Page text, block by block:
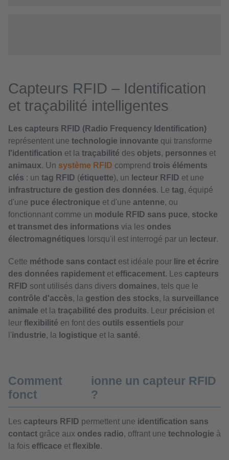
Capteurs RFID – Identification
et traçabilité intelligentes
Les capteurs RFID (Radio Frequency Identification)
représentent une technologie innovante qui transforme
l'identification et la traçabilité des objets, personnes et
animaux. Un système RFID comprend trois éléments
clés : un tag RFID (étiquette), un lecteur RFID et une
infrastructure de gestion des données. Le tag, équipé
d'une puce électronique et d'une antenne, ou
fonctionnant comme un module RFID sans puce, stocke
et transmet des informations via les ondes
électromagnétiques lorsqu'il est interrogé par un lecteur.
Cette méthode sans contact est idéale pour lire et écrire
des données rapidement et efficacement. Les capteurs
RFID sont utilisés dans divers domaines, tels que le
contrôle d'accès, la gestion des stocks, la surveillance
animale et la traçabilité des produits. Leur précision et
leur flexibilité en font des outils essentiels pour
l'industrie, la logistique et la santé.
Comment
fonct
ionne un capteur RFID
?
Les capteurs RFID permettent une identification sans
contact grâce aux ondes radio, offrant une technologie à
la fois efficace et flexible.